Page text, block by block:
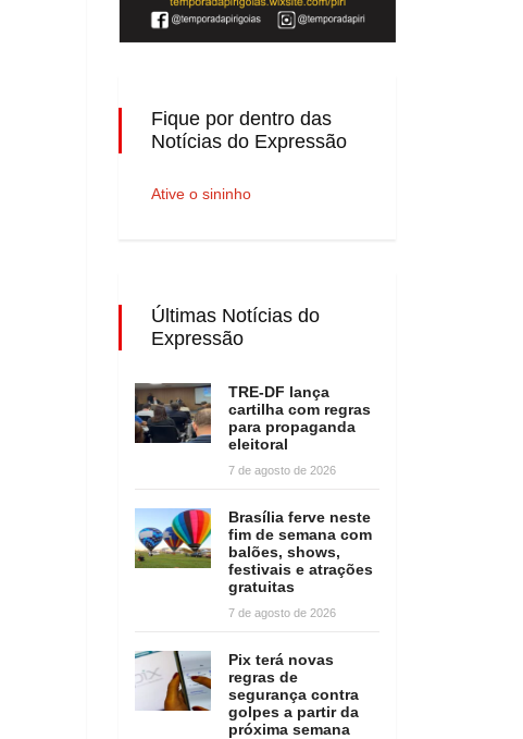
Fique por dentro das
Notícias do Expressão
Ative o sininho
Últimas Notícias do
Expressão
TRE-DF lança
cartilha com regras
para propaganda
eleitoral
7 de agosto de 2026
Brasília ferve neste
fim de semana com
balões, shows,
festivais e atrações
gratuitas
7 de agosto de 2026
Pix terá novas
regras de
segurança contra
golpes a partir da
próxima semana